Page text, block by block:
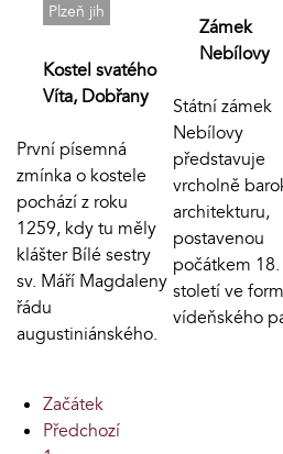
Plzeň jih
Kostel svatého
Víta, Dobřany
První písemná
zmínka o kostele
pochází z roku
1259, kdy tu měly
klášter Bílé sestry
sv. Máří Magdaleny
řádu
augustiniánského.
Zámek
Nebílovy
Státní zámek
Nebílovy
představuje
vrcholně
architekturu,
postavenou
počátkem 18.
století ve
vídeňského
Začátek
Předchozí